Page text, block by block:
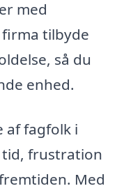
med
tilbyde
så du
enhed.
fagfolk i
tid, frustration
Med